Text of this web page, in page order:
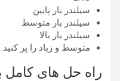
سیلندر بار پایین
سیلندر بار متوسط
سیلندر بار بالا
متوسط و زیاد را پر کنید.
راه حل های کامل